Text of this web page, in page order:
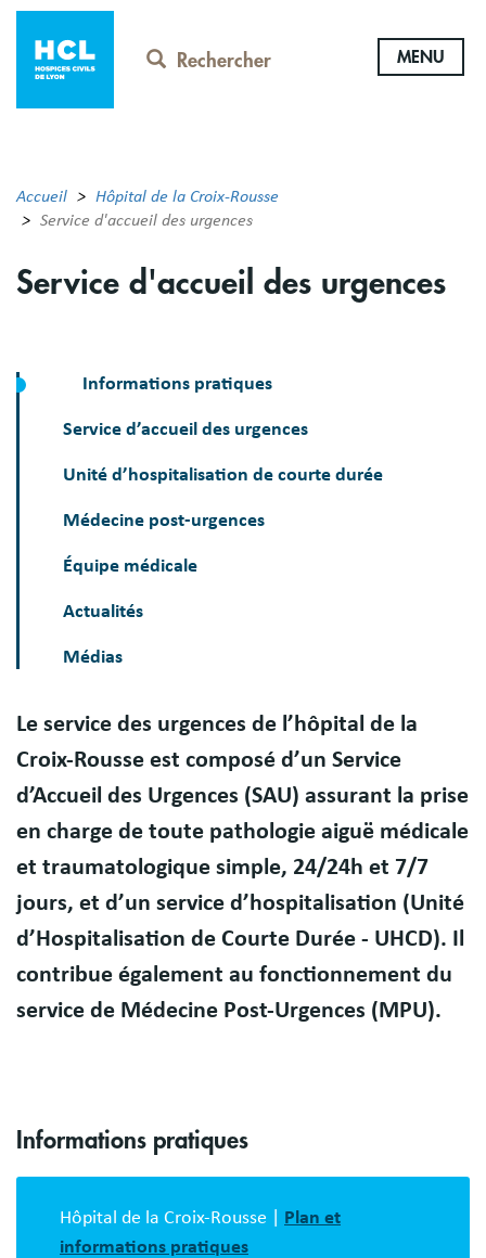
Aller
contenu
principal
Rechercher MENU
Accueil
Hôpital de la Croix-Rousse
Service d'accueil des urgences
Service d'accueil des urgences
Informations pratiques
Service d’accueil des urgences
Unité d’hospitalisation de courte durée
Médecine post-urgences
Équipe médicale
Actualités
Médias
Présentation
Le service des urgences de l’hôpital de la
Croix-Rousse est composé d’un Service
d’Accueil des Urgences (SAU) assurant la prise
en charge de toute pathologie aiguë médicale
et traumatologique simple, 24/24h et 7/7
jours, et d’un service d’hospitalisation (Unité
d’Hospitalisation de Courte Durée - UHCD). Il
contribue également au fonctionnement du
service de Médecine Post-Urgences (MPU).
Bloc
description
Informations pratiques
Hôpital de la Croix-Rousse | Plan et
informations pratiques